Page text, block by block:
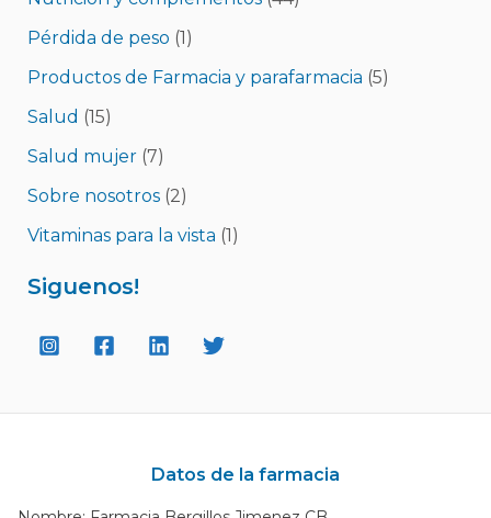
Pérdida de peso (1)
Productos de Farmacia y parafarmacia (5)
Salud (15)
Salud mujer(7)
Sobre nosotros(2)
Vitaminas para la vista (1)
Siguenos!
Datos de la farmacia